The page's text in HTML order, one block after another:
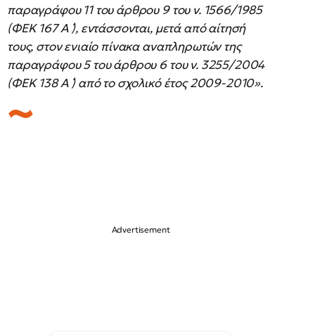
παραγράφου 11 του άρθρου 9 του ν. 1566/1985
(ΦΕΚ 167 Α ́), εντάσσονται, μετά από αίτησή
τους, στον ενιαίο πίνακα αναπληρωτών της
παραγράφου 5 του άρθρου 6 του ν. 3255/2004
(ΦΕΚ 138 Α ́) από το σχολικό έτος 2009-2010».